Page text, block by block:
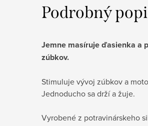
Podrobný
Jemne masíruje ďasienka a
zúbkov.
Stimuluje vývoj zúbkov a
Jednoducho sa drží a žuje.
Vyrobené z potravinárskeho